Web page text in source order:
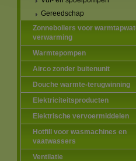
Gereedschap
Zonneboilers voor
verwarming
Warmtepompen
Airco zonder buitenunit
Douche warmte-terugwinning
Elektriciteitsproducten
Elektrische vervoermiddelen
Hotfill voor wasmachines en
vaatwassers
Ventilatie